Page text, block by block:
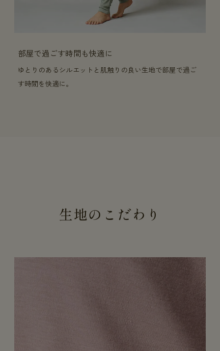
部屋で過ごす時間も快適に
ゆとりのあるシルエットと肌触りの良い生地で部屋で過ご
す時間を快適に。
生地のこだわり